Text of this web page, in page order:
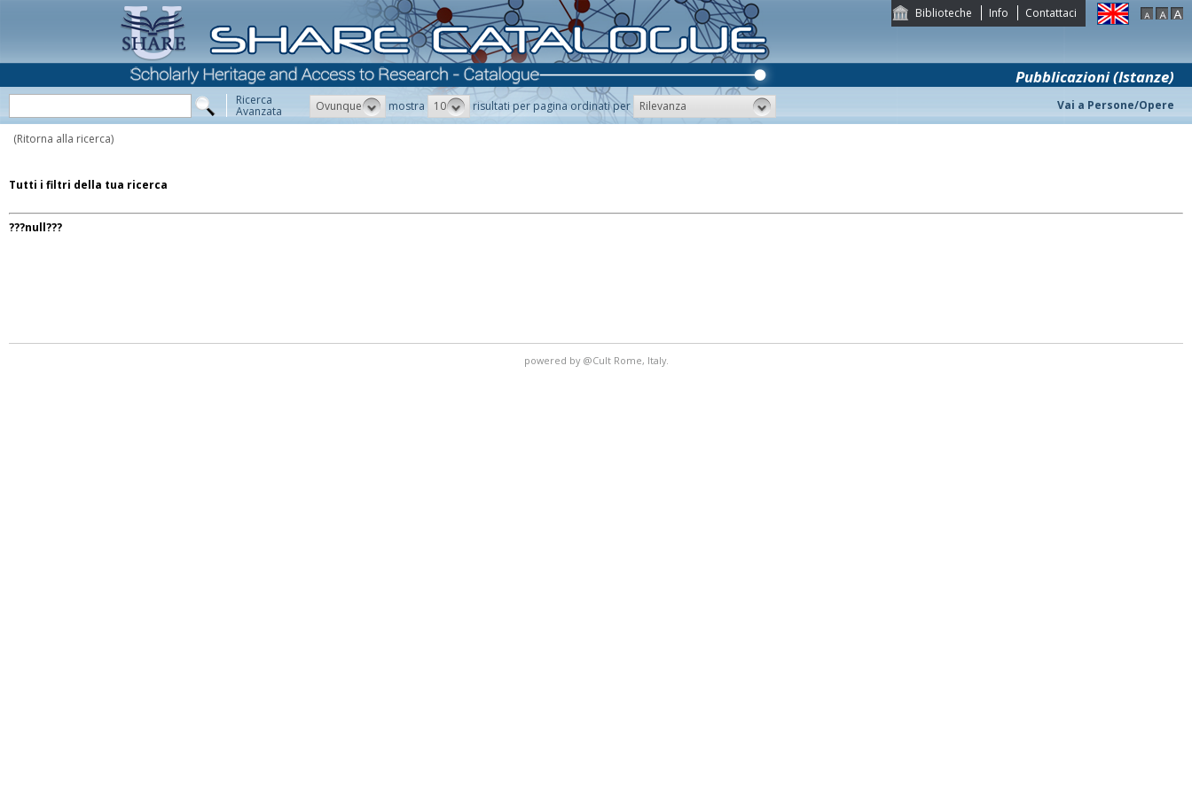
Biblioteche Info Contattaci
Pubblicazioni (Istanze)
Ricerca
Avanzata Ovunque mostra 10 risultati per pagina ordinati per Rilevanza Vai a Persone/Opere
(Ritorna alla ricerca)
Tutti i filtri della tua ricerca
???null???
powered by @Cult Rome, Italy.